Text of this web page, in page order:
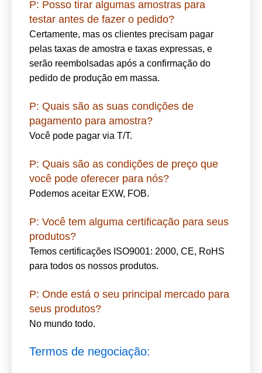
de alta qualidade para você.
P: Você pode ajudar a projetar ou modificar
os produtos conforme nosso pedido?
Não tem problema, temos capacidade de P&D e
equipe profissional e eficiente, serviço
personalizado, OEM/ODM especial são bem-
vindos.
P: Posso tirar algumas amostras para
testar antes de fazer o pedido?
Certamente, mas os clientes precisam pagar
serão reembolsadas após a confirmação do
pedido de produção em massa.
P: Quais são as suas condições de
pagamento para amostra?
Você pode pagar via T/T.
P: Quais são as condições de preço que
Podemos aceitar EXW, FOB.